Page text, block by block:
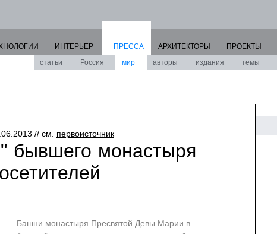
ИНТЕРЬЕР
ПРЕССА
статьи
Россия мир авторы издания темы
АРХИТЕКТОРЫ ПРОЕКТЫ
// см. первоисточник
бывшего монастыря
Башни монастыря Пресвятой Девы Марии в